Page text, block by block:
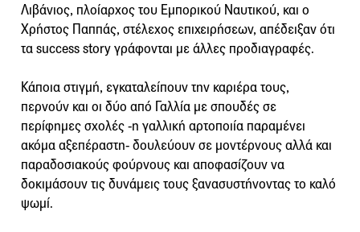
Λιβάνιος, πλοίαρχος του Εμπορικού Ναυτικού, και ο
Χρήστος Παππάς, στέλεχος επιχειρήσεων, απέδειξαν ότι
τα success story γράφονται με άλλες προδιαγραφές.
Κάποια στιγμή, εγκαταλείπουν την καριέρα τους,
περνούν και οι δύο από Γαλλία με σπουδές σε
περίφημες σχολές -η γαλλική αρτοποιία παραμένει
ακόμα αξεπέραστη- δουλεύουν σε μοντέρνους αλλά και
παραδοσιακούς φούρνους και αποφασίζουν να
δοκιμάσουν τις δυνάμεις τους ξανασυστήνοντας το καλό
ψωμί.